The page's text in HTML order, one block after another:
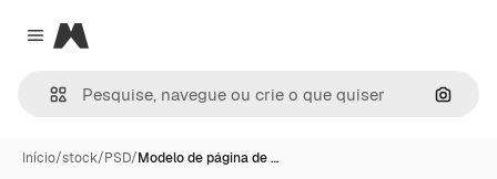
Close menu
Magnific
Início/stock/PSD/Modelo de página de …